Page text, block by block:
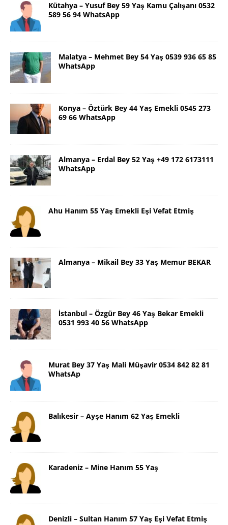
Kütahya – Yusuf Bey 59 Yaş Kamu Çalışanı 0532
589 56 94 WhatsApp
Malatya – Mehmet Bey 54 Yaş 0539 936 65 85
WhatsApp
Konya – Öztürk Bey 44 Yaş Emekli 0545 273
69 66 WhatsApp
Almanya – Erdal Bey 52 Yaş +49 172 6173111
WhatsApp
Ahu Hanım 55 Yaş Emekli Eşi Vefat Etmiş
Almanya – Mikail Bey 33 Yaş Memur BEKAR
İstanbul – Özgür Bey 46 Yaş Bekar Emekli
0531 993 40 56 WhatsApp
Murat Bey 37 Yaş Mali Müşavir 0534 842 82 81
WhatsAp
Balıkesir – Ayşe Hanım 62 Yaş Emekli
Karadeniz – Mine Hanım 55 Yaş
Denizli – Sultan Hanım 57 Yaş Eşi Vefat Etmiş